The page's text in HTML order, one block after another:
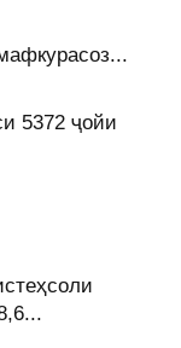
5372 ҷойи